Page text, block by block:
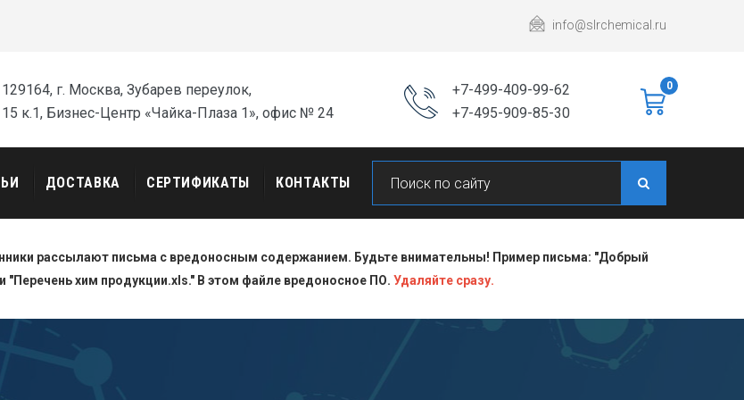
info@slrchemical.ru
129164, г. Москва, Зубарев переулок,
15 к.1, Бизнес-Центр «Чайка-Плаза 1», офис № 24
+7-499-409-99-62
+7-495-909-85-30
0
ДОСТАВКА СЕРТИФИКАТЫ КОНТАКТЫ
рассылают письма с вредоносным содержанием. Будьте внимательны! Пример письма: "Добрый
хим продукции.xls." В этом файле вредоносное ПО. Удаляйте сразу.